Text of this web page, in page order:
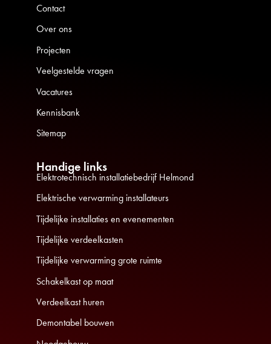
Contact
Over ons
Projecten
Veelgestelde vragen
Vacatures
Kennisbank
Sitemap
Handige links
Elektrotechnisch installatiebedrijf Helmond
Elektrische verwarming installateurs
Tijdelijke installaties en evenementen
Tijdelijke verdeelkasten
Tijdelijke verwarming grote ruimte
Schakelkast op maat
Verdeelkast huren
Demontabel bouwen